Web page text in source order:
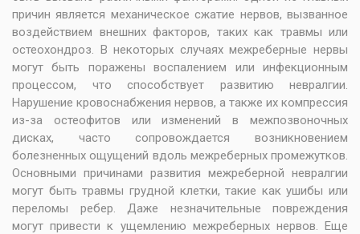
причин является механическое сжатие нервов, вызванное
воздействием внешних факторов, таких как травмы или
остеохондроз. В некоторых случаях межреберные нервы
могут быть поражены воспалением или инфекционным
процессом, что способствует развитию невралгии.
Нарушение кровоснабжения нервов, а также их компрессия
из-за остеофитов или изменений в межпозвоночных
дисках, часто сопровождается возникновением
болезненных ощущений вдоль межреберных промежутков.
Основными причинами развития межреберной невралгии
могут быть травмы грудной клетки, такие как ушибы или
переломы ребер. Даже незначительные повреждения
могут привести к ущемлению межреберных нервов. Еще